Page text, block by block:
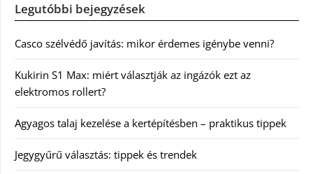
Legutóbbi bejegyzések
Casco szélvédő javítás: mikor érdemes igénybe venni?
Kukirin S1 Max: miért választják az ingázók ezt az
elektromos rollert?
Agyagos talaj kezelése a kertépítésben – praktikus tippek
Jegygyűrű választás: tippek és trendek